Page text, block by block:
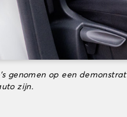
genomen op een
zijn.